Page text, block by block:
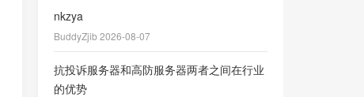
nkzya
BuddyZjib 2026-08-07
抗投诉服务器和高防服务器两者之间在行业
的优势